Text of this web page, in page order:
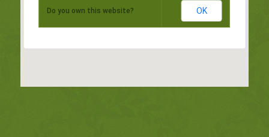
Do you own this website? OK